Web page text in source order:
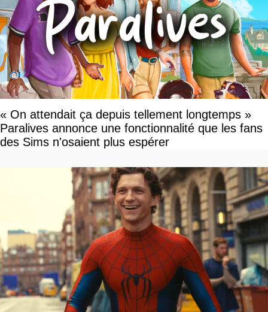
« On attendait ça depuis tellement longtemps »
Paralives annonce une fonctionnalité que les fans
des Sims n'osaient plus espérer